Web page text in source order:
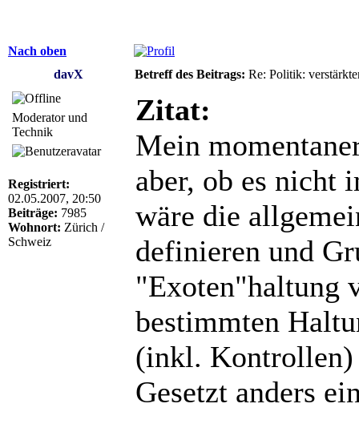
Nach oben
davX
Betreff des Beitrags: Re: Politik:
Moderator und
Technik
Registriert:
02.05.2007, 20:50
Beiträge: 7985
Wohnort: Zürich /
Schweiz
Zitat:
Mein
aber, ob es nicht
wäre die
definieren und
"Exoten"haltung
bestimmten
(inkl. Kontrollen)
Gesetzt anders